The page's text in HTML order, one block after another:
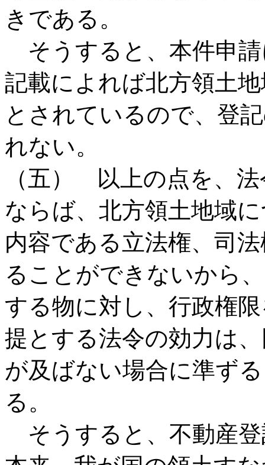
きである。
そうすると、本件申
記載によれば北方領土
とされているので、登
れない。
（五） 以上の点を、
ならば、北方領土地域
内容である立法権、司
ることができないから
する物に対し、行政権
提とする法令の効力は
が及ばない場合に準ず
る。
そうすると、不動産